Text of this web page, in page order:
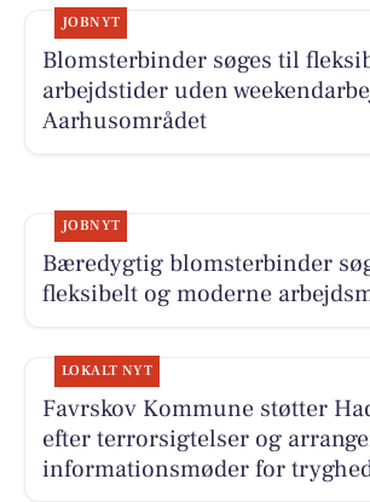
JOBNYT
Blomsterbinder søges til
arbejdstider uden
Aarhusområdet
JOBNYT
Bæredygtig blomsterbinder
fleksibelt og moderne
LOKALT NYT
Favrskov Kommune støtter
efter terrorsigtelser og
informationsmøder for